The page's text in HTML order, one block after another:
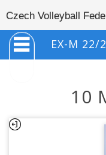
Czech Volleyball
EX-M 22/
10